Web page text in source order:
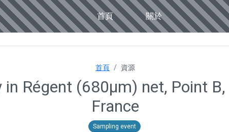
首頁 關於
首頁 資源
Régent (680µm) net, Point
France
Sampling event